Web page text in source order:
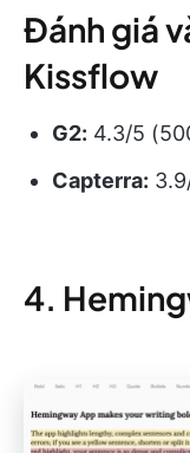
Đánh giá
Kissflow
G2: 4.3/5
Capterra:
4.